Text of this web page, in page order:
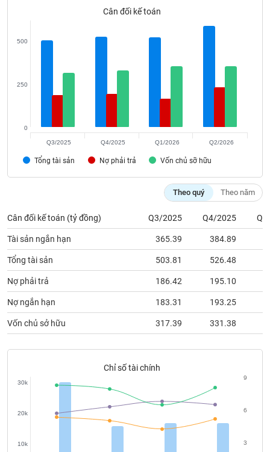
Cân đối kế toán
Tổng tài sản Nợ phải trả Vốn chủ sỡ hữu
0
250
500
Q3/2025 Q4/2025 Q1/2026 Q2/2026
Theo quý Theo năm
Cân đối kế toán (tỷ đồng) Q3/2025 Q4/2025
Tài sản ngắn hạn 365.39 384.89
Tổng tài sản 503.81 526.48
Nợ phải trả 186.42 195.10
Nợ ngắn hạn 183.31 193.25
Vốn chủ sở hữu 317.39 331.38
Chỉ số tài chính
10k
20k
30k
3
6
9
tạo
chính
Công
cụ
tư
thông
chính
Dữ
chính